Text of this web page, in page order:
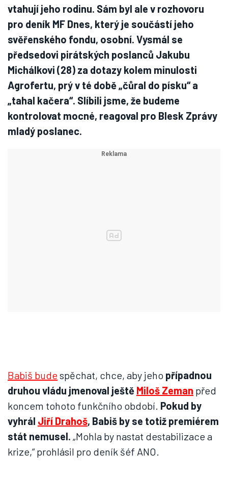
vtahují jeho rodinu. Sám byl ale v rozhovoru
pro deník MF Dnes, který je součástí jeho
svěřenského fondu, osobní. Vysmál se
předsedovi pirátských poslanců Jakubu
Michálkovi (28) za dotazy kolem minulosti
Agrofertu, prý v té době „čůral do písku“ a
„tahal kačera“. Slíbili jsme, že budeme
kontrolovat mocné, reagoval pro Blesk Zprávy
mladý poslanec.
Babiš budespěchat, chce, aby jeho případnou
druhou vládu jmenoval ještě Miloš Zeman před
koncem tohoto funkčního období. Pokud by
vyhrál Jiří Drahoš, Babiš by se totiž premiérem
stát nemusel. „Mohla by nastat destabilizace a
krize,“ prohlásil pro deník šéf ANO.